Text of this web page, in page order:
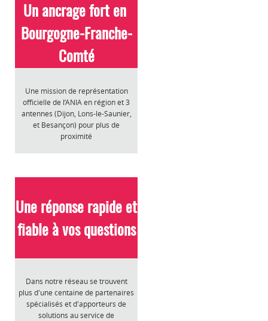
> Accompagnement à la valorisation des
résultats du projet
*L'accès aux outils et services « Accompagnement du quotidien » est
compris dans l'adhésion « Innovation ».
Découvrir l'adhésion "Innovation
Un ancrage fort en
Bourgogne-Franche-
Comté
Une mission de représentation
officielle de l’ANIA en région et 3
antennes (Dijon, Lons-le-Saunier,
et Besançon) pour plus de
proximité
Une réponse rapide et
fiable à vos questions
Dans notre réseau se trouvent
plus d'une centaine de partenaires
spécialisés et d'apporteurs de
solutions au service de